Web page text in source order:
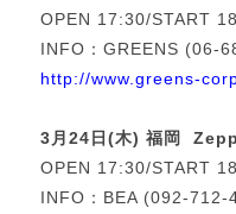
OPEN 17:30/START
INFO：GREENS (06-
http://www.greens-
3月24日(木) 福岡
OPEN 17:30/START
INFO：BEA (092-712-